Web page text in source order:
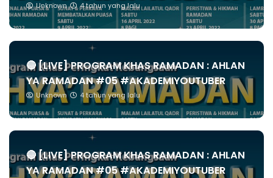
Unknown 4 tahun yang lalu
🔴 [LIVE] PROGRAM KHAS RAMADAN : AHLAN
YA RAMADAN #05 #AKADEMIYOUTUBER
Unknown 4 tahun yang lalu
🔴 [LIVE] PROGRAM KHAS RAMADAN : AHLAN
YA RAMADAN #05 #AKADEMIYOUTUBER